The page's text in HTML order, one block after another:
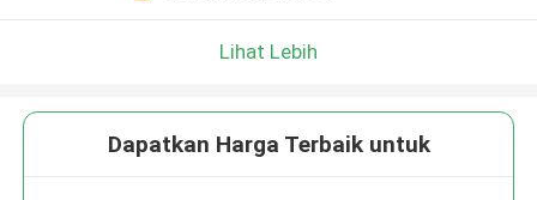
Lihat Lebih
Dapatkan Harga Terbaik untuk